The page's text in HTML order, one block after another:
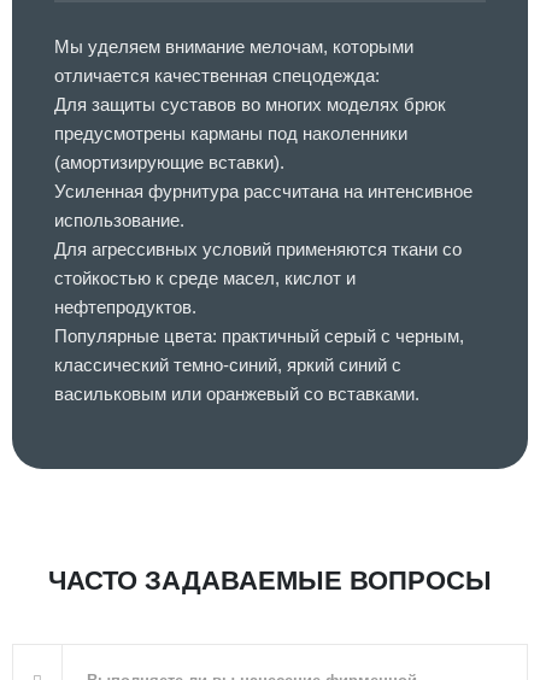
Мы уделяем внимание мелочам, которыми
отличается качественная спецодежда:
Для защиты суставов во многих моделях брюк
предусмотрены карманы под наколенники
(амортизирующие вставки).
Усиленная фурнитура рассчитана на интенсивное
использование.
Для агрессивных условий применяются ткани со
стойкостью к среде масел, кислот и
нефтепродуктов.
Популярные цвета: практичный серый с черным,
классический темно-синий, яркий синий с
васильковым или оранжевый со вставками.
ЧАСТО ЗАДАВАЕМЫЕ ВОПРОСЫ